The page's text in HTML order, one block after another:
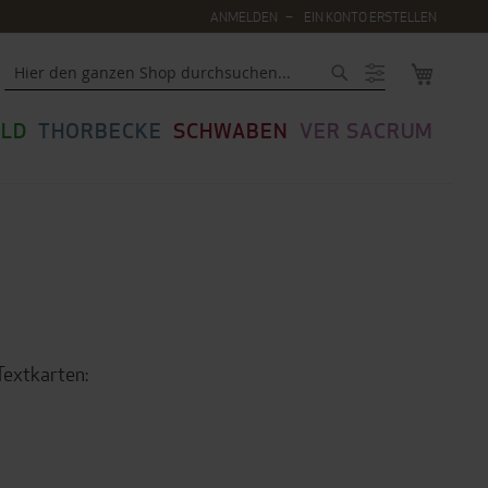
ANMELDEN EIN KONTO ERSTELLEN
THORBECKE SCHWABEN VER SACRUM